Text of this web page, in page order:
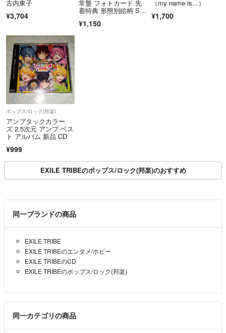
古内東子
¥3,704
常盤 フォトカード 先
着特典 形態別絵柄 SE
きはディナーのあとで
¥1,150
（my name is...）
¥1,700
ポップス/ロック(邦楽)
アンプタックカラー
ズ 2.5次元 アンプ ベス
ト アルバム 新品 CD
¥999
EXILE TRIBEのポップス/ロック(邦楽)のおすすめ
同一ブランドの商品
EXILE TRIBE
EXILE TRIBEのエンタメ/ホビー
EXILE TRIBEのCD
EXILE TRIBEのポップス/ロック(邦楽)
同一カテゴリの商品